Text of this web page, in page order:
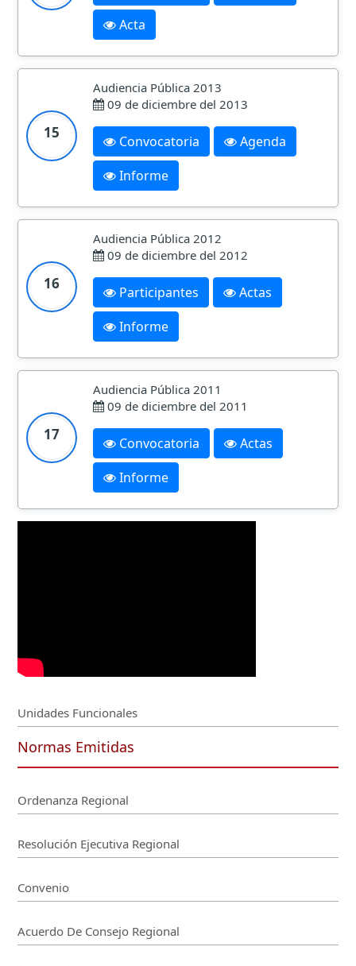
Acta
15
Audiencia Pública 2013
09 de diciembre del 2013
Convocatoria
Agenda
Informe
16
Audiencia Pública 2012
09 de diciembre del 2012
Participantes
Actas
Informe
17
Audiencia Pública 2011
09 de diciembre del 2011
Convocatoria
Actas
Informe
Unidades Funcionales
Normas Emitidas
Ordenanza Regional
Resolución Ejecutiva Regional
Convenio
Acuerdo De Consejo Regional